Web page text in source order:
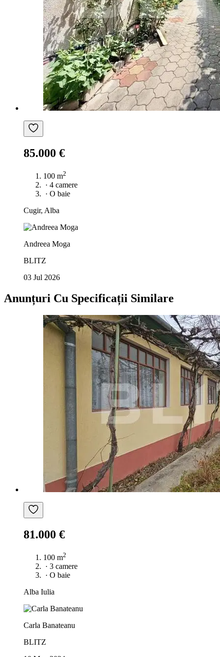
85.000 €
100 m2
· 4 camere
· O baie
Cugir, Alba
Andreea Moga
BLITZ
03 Jul 2026
Anunțuri Cu Specificații Similare
81.000 €
100 m2
· 3 camere
· O baie
Alba Iulia
Carla Banateanu
BLITZ